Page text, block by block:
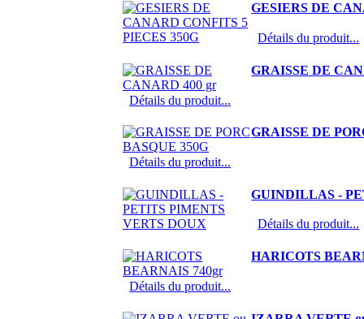
GESIERS DE
Détails du produit...
GRAISSE DE
Détails du produit...
GRAISSE DE
Détails du produit...
GUINDILLAS -
Détails du produit...
HARICOTS
Détails du produit...